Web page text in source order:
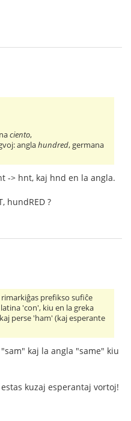
ciento,
anglahundred, germana
-> hnt, kaj hnd en la angla.
hundRED ?
prefikso sufiĉe
'con', kiu en la greka
perse 'ham' (kaj esperante
kaj la angla "same" kiu
kuzaj esperantaj vortoj!